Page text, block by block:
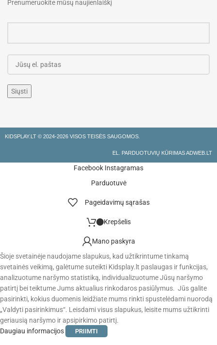
Prenumeruokite mūsų naujienlaiškį
KIDSPLAY.LT © 2024-2026 VISOS TEISĖS SAUGOMOS.
EL. PARDUOTUVIŲ KŪRIMAS ADWEB.LT
Facebook Instagramas
Parduotuvė
Pageidavimų sąrašas
Krepšelis
Mano paskyra
Šioje svetainėje naudojame slapukus, kad užtikrintume tinkamą
svetainės veikimą, galėtume suteikti Kidsplay.lt paslaugas ir funkcijas,
analizuotume naršymo statistiką, individualizuotume Jūsų naršymo
patirtį bei teiktume Jums aktualius rinkodaros pasiūlymus. Jūs galite
pasirinkti, kokius duomenis leidžiate mums rinkti spustelėdami nuorodą
„Valdyti pasirinkimus“. Leisdami visus slapukus, leisite mums užtikrinti
geriausią naršymo ir apsipirkimo patirtį.
Daugiau informacijos
PRIIMTI